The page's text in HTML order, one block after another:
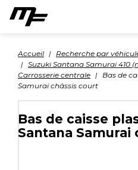
Accueil Recherche par
Suzuki Santana Samurai 410
Carrosserie centrale
Bas de
Samurai châssis court
Bas de caisse
Santana Samurai